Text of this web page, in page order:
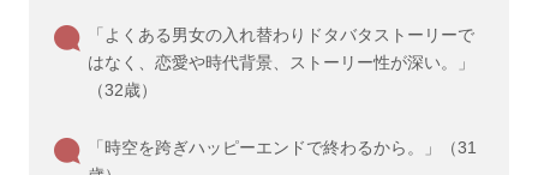
「よくある男女の入れ替わりドタバタストーリーで
はなく、恋愛や時代背景、ストーリー性が深い。」
（32歳）
「時空を跨ぎハッピーエンドで終わるから。」（31